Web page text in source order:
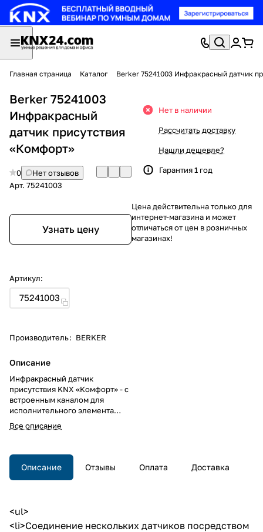
Главная страница Каталог Berker 75241003 Инфракрасный датчик
Berker 75241003
Инфракрасный
датчик присутствия
«Комфорт»
0
Нет отзывов
Арт. 75241003
Узнать цену
Артикул:
75241003
Производитель: BERKER
Описание
Инфракрасный датчик
присутствия KNX «Комфорт» - с
встроенным каналом для
исполнительного элемента
включения. <br>Инфракрасный
датчик присутствия KNX
каналом для исполнительного
элемента включения.
Все описание
Нет в наличии
Рассчитать доставку
Нашли дешевле?
Гарантия 1 год
Цена действительна только для
интернет-магазина и может
отличаться от цен в розничных
магазинах!
Описание Отзывы Оплата Доставка
<ul>
<li>Соединение нескольких датчиков посредством